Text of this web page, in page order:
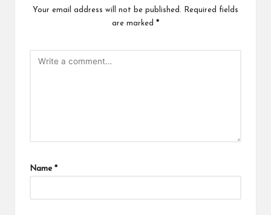
Your email address will not be published.
Required fields
are marked *
Name *